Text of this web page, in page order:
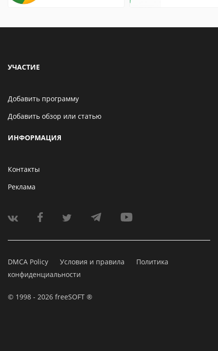
УЧАСТИЕ
Добавить программу
Добавить обзор или статью
ИНФОРМАЦИЯ
Контакты
Реклама
DMCA Policy Условия и правила
Политика
конфиденциальности
© 1998 - 2026 freeSOFT ®